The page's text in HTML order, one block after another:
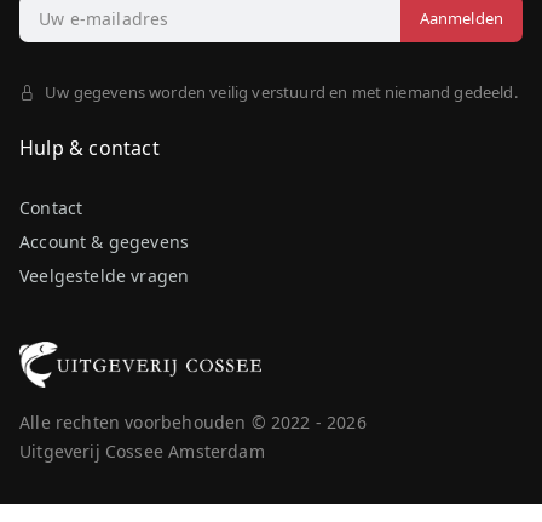
Uw gegevens worden veilig verstuurd en met niemand gedeeld.
Hulp & contact
Account & gegevens
Veelgestelde vragen
Contact
Alle rechten voorbehouden © 2022 - 2026
Uitgeverij Cossee Amsterdam